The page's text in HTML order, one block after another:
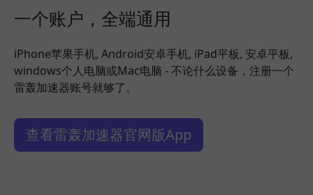
一个账户，全端通用
iPhone苹果手机, Android安卓手机, iPad平板, 安卓平板,
windows个人电脑或Mac电脑 - 不论什么设备，注册一个
雷轰加速器账号就够了。
查看雷轰加速器官网版App